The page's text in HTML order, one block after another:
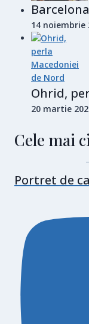
Barcelona
14 noiembrie
Ohrid,
20 martie
Cele mai
Portret de